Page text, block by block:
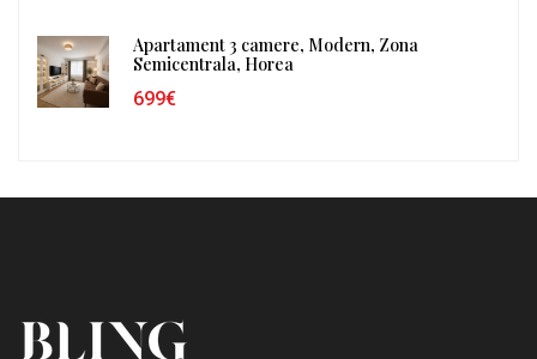
Apartament 3 camere, Modern, Zona
Semicentrala, Horea
699€